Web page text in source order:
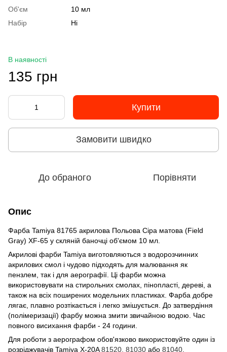
Об'єм
10 мл
Набір
Ні
В наявності
135 грн
Купити
Замовити швидко
До обраного Порівняти
Опис
Фарба Tamiya 81765 акрилова Польова Сіра матова (Field
Gray) XF-65 у скляній баночці об'ємом 10 мл.
Акрилові фарби Tamiya виготовляються з водорозчинних
акрилових смол і чудово підходять для малювання як
пензлем, так і для аерографії. Ці фарби можна
використовувати на стирольних смолах, пінопласті, дереві, а
також на всіх поширених модельних пластиках. Фарба добре
лягає, плавно розтікається і легко змішується. До затвердіння
(полімеризації) фарбу можна змити звичайною водою. Час
повного висихання фарби - 24 години.
Для роботи з аерографом обов'язково використовуйте один із
розріджувачів Tamiya X-20A81520, 81030 або 81040